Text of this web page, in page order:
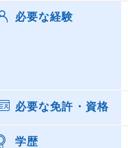
必要な経験
必要な免許・資格
学歴